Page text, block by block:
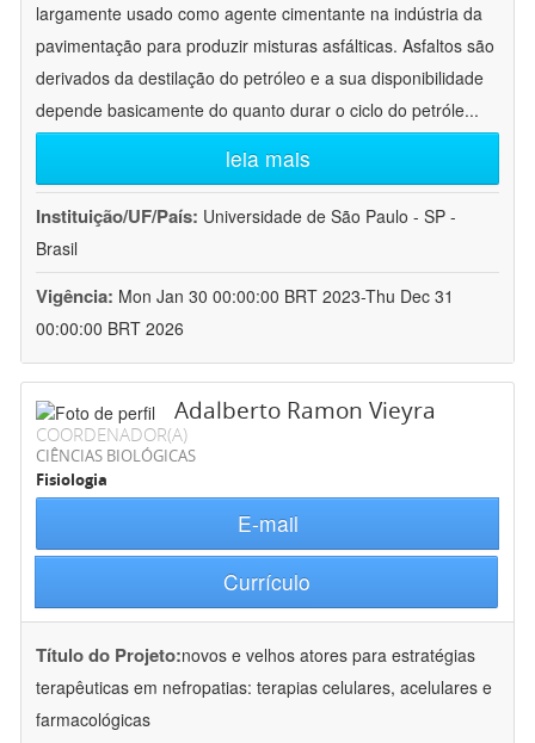
largamente usado como agente cimentante na indústria da
pavimentação para produzir misturas asfálticas. Asfaltos são
derivados da destilação do petróleo e a sua disponibilidade
depende basicamente do quanto durar o ciclo do petróle...
leia mais
Instituição/UF/País: Universidade de São Paulo - SP -
Brasil
Vigência: Mon Jan 30 00:00:00 BRT 2023-Thu Dec 31
00:00:00 BRT 2026
Adalberto Ramon Vieyra
COORDENADOR(A)
CIÊNCIAS BIOLÓGICAS
Fisiologia
E-mail
Currículo
Título do Projeto:novos e velhos atores para estratégias
terapêuticas em nefropatias: terapias celulares, acelulares e
farmacológicas